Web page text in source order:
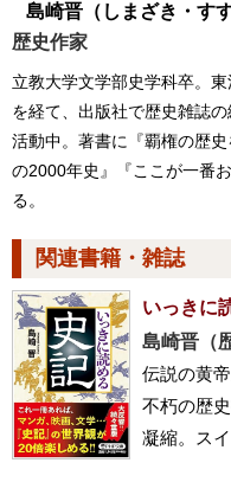
島崎晋 （しまざき・す
歴史作家
立教大学文学部史学科卒。
を経て、出版社で歴史雑誌
活動中。著書に『覇権の歴
の2000年史』『ここが一番
る。
関連書籍・雑誌
いっきに
島崎晋（
伝説の黄
不朽の歴
凝縮。ス